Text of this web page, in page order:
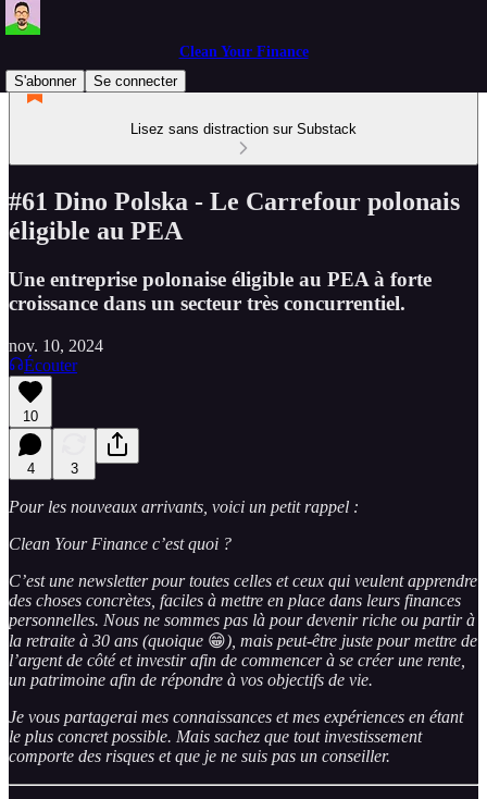
Clean Your Finance
S'abonner
Se connecter
Lisez sans distraction sur Substack
#61 Dino Polska - Le Carrefour polonais
éligible au PEA
Une entreprise polonaise éligible au PEA à forte
croissance dans un secteur très concurrentiel.
nov. 10, 2024
Écouter
10
4 3
Pour les nouveaux arrivants, voici un petit rappel :
Clean Your Finance c’est quoi ?
C’est une newsletter pour toutes celles et ceux qui veulent apprendre
des choses concrètes, faciles à mettre en place dans leurs finances
personnelles. Nous ne sommes pas là pour devenir riche ou partir à
la retraite à 30 ans (quoique 😁), mais peut-être juste pour mettre de
l’argent de côté et investir afin de commencer à se créer une rente,
un patrimoine afin de répondre à vos objectifs de vie.
Je vous partagerai mes connaissances et mes expériences en étant
le plus concret possible. Mais sachez que tout investissement
comporte des risques et que je ne suis pas un conseiller.